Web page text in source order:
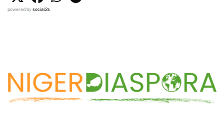
powered bysocial2s